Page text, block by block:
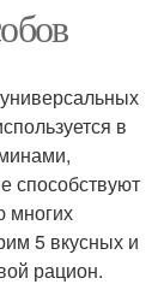
в
способствуют
многих
5 вкусных и
рацион.